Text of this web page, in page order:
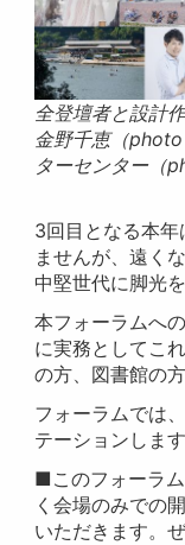
全登壇者と設計
金野千恵（
ターセンター（
3回目となる本年
ませんが、遠く
中堅世代に脚光
本フォーラムへ
に実務としてこ
の方、図書館の
フォーラムでは
テーションしま
■このフォーラ
く会場のみでの
いただきます。